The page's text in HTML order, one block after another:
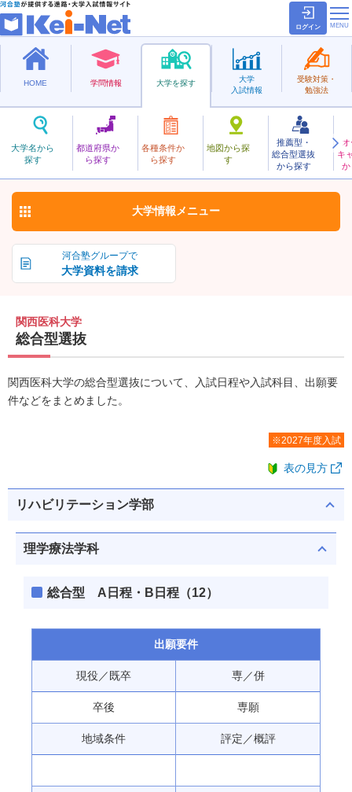
ログイン
HOME 学問情報 大学を探す
大学名から
探す
都道府県か
ら探す
各種条件か
ら探す
地図から探
す
推薦型・
総合型選抜
から探す
キ
か
大学
入試情報
受験対策・
勉強法
私立
かんさいいか
関西医科大学 お気に入り
河合塾グループで
大学資料を請求
大学情報 メニュー
関西医科大学
総合型選抜
関西医科大学の総合型選抜について、入試日程や入試科目、出願要
件などをまとめました。
※2027年度入試
表の見方
リハビリテーション学部
理学療法学科
総合型 A日程・B日程（12）
出願要件
卒後 専願